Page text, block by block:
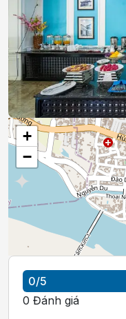
+
−
0/5
0 Đánh giá